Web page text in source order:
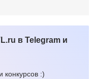
в Telegram и
конкурсов :)